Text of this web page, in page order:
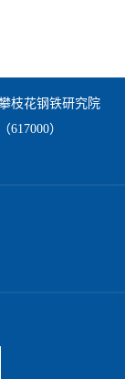
枝花钢铁研究院
）